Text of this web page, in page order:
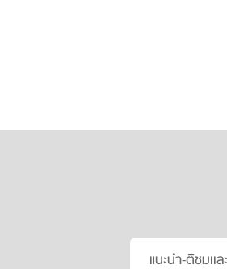
แนะนำ-ติชมเ